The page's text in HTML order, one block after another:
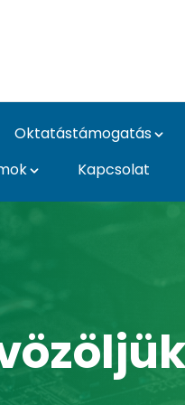
Oktatástámogatás
Kapcsolat
MATE